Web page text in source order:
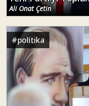
Ali Onat Çetin
#politika